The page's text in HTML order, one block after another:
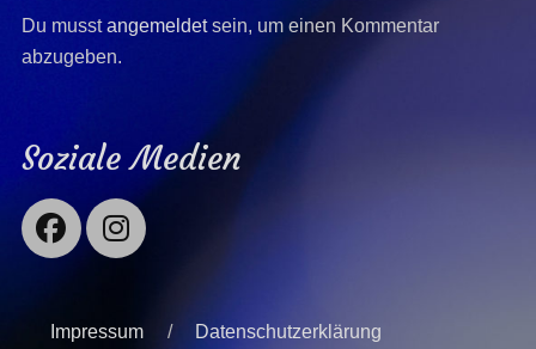
Du musstangemeldetsein, um einen Kommentar
abzugeben.
Soziale Medien
Facebook
Instagram
Impressum Datenschutzerklärung